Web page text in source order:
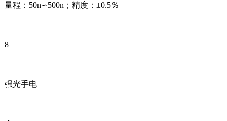
量程：50n∽500n；精度：±0.5％
8
强光手电